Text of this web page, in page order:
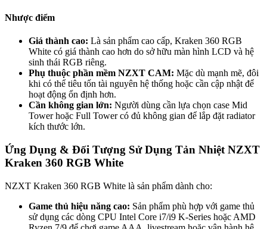
Nhược điểm
Giá thành cao: Là sản phẩm cao cấp, Kraken 360 RGB
White có giá thành cao hơn do sở hữu màn hình LCD và hệ
sinh thái RGB riêng.
Phụ thuộc phần mềm NZXT CAM: Mặc dù mạnh mẽ, đôi
khi có thể tiêu tốn tài nguyên hệ thống hoặc cần cập nhật để
hoạt động ổn định hơn.
Cần không gian lớn: Người dùng cần lựa chọn case Mid
Tower hoặc Full Tower có đủ không gian để lắp đặt radiator
kích thước lớn.
Ứng Dụng & Đối Tượng Sử Dụng Tản Nhiệt NZXT
Kraken 360 RGB White
NZXT Kraken 360 RGB White là sản phẩm dành cho:
Game thủ hiệu năng cao: Sản phẩm phù hợp với game thủ
sử dụng các dòng CPU Intel Core i7/i9 K-Series hoặc AMD